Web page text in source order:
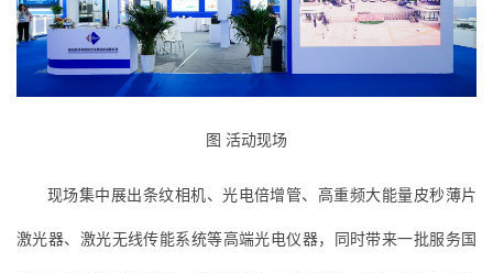
图 活动现场
现场集中展出条纹相机、光电倍增管、高重频大能量皮秒薄片
激光器、激光无线传能系统等高端光电仪器，同时带来一批服务国